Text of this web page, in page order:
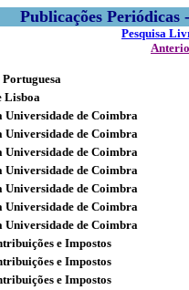
Publicações
Pesquisa
Lisboa
Universidade de Coimbra
Universidade de Coimbra
Universidade de Coimbra
Universidade de Coimbra
Universidade de Coimbra
Universidade de Coimbra
Universidade de Coimbra
e Impostos
e Impostos
e Impostos